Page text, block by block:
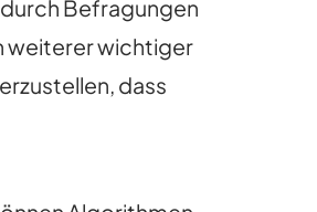
Befragungen
weiterer wichtiger
dass